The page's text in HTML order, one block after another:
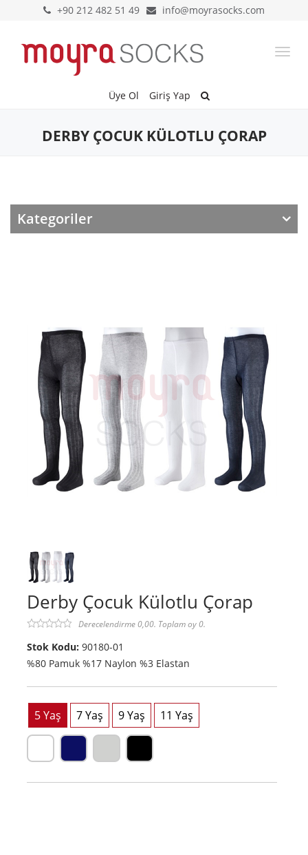
+90 212 482 51 49 info@moyrasocks.com
Üye Ol Giriş Yap
DERBY ÇOCUK KÜLOTLU ÇORAP
Kategoriler
Derby Çocuk Külotlu Çorap
Derecelendirme 0,00. Toplam oy 0.
Stok Kodu: 90180-01
%80 Pamuk %17 Naylon %3 Elastan